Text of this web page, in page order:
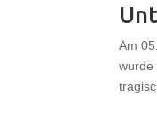
Am
wurde